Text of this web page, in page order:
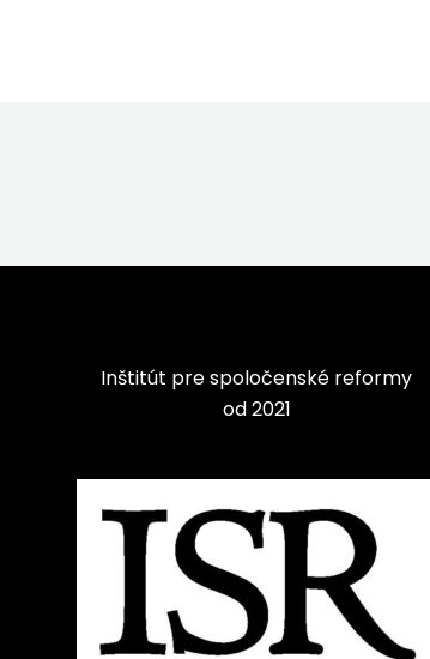
Inštitút pre spoločenské reformy
od 2021